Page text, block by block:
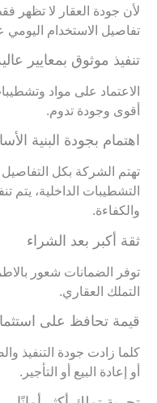
لأن جودة العقار لا تظهر
تفاصيل الاستخدام
تنفيذ موثوق بمعايير
الاعتماد على مواد
أقوى وجودة تدوم.
اهتمام بجودة البنية
تهتم الشركة بكل التفاصيل
التشطيبات الداخلية، يتم
والكفاءة.
ثقة أكبر بعد الشراء
توفر الضمانات شعور
التملك العقاري.
قيمة تحافظ على
كلما زادت جودة التنفيذ
أو إعادة البيع أو التأجير.